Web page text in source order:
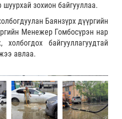
зохион байгууллаа.
Баянзүрх дүүргийн
Менежер Гомбосүрэн нар
байгууллагуудтай
авлаа.